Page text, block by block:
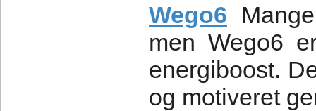
Wego6
men Wego6
energiboost.
og motiveret